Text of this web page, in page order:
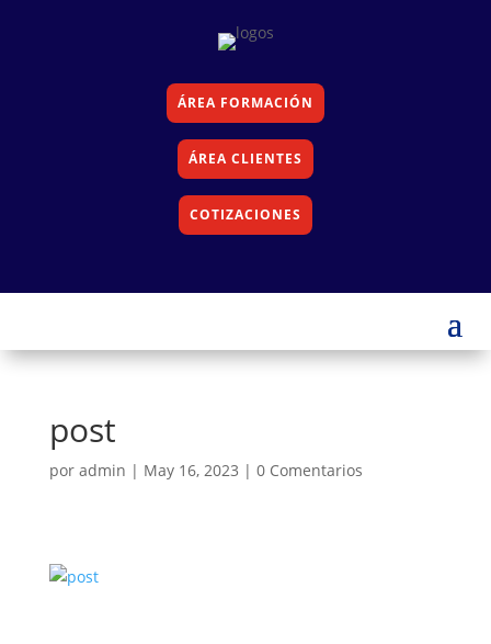
ÁREA FORMACIÓN
ÁREA CLIENTES
COTIZACIONES
post
por admin | May 16, 2023 | 0 Comentarios